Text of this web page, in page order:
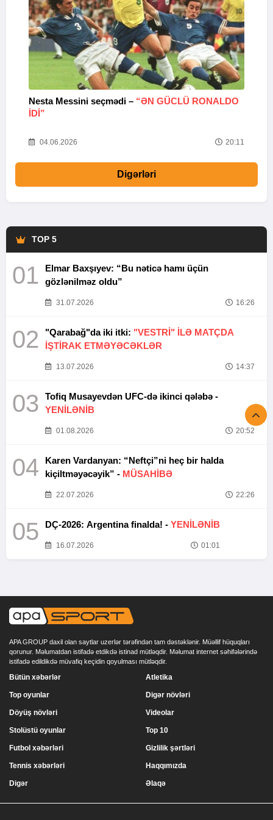
Nesta Messini seçmədi – “ƏN GÜCLÜ RONALDO
IDI”
04.06.2026 20:11
Digərləri
TOP 5
01
Elmar Baxşıyev: “Bu nəticə hamı üçün
gözlənilməz oldu”
31.07.2026 16:26
02 "Qarabağ"da iki itki: "VESTRİ" İLƏ MATÇDA
İŞTİRAK ETMƏYƏCƏKLƏR
13.07.2026 14:37
03
Tofiq Musayevdən UFC-də ikinci qələbə -
YENİLƏNİB
01.08.2026 20:52
04
Karen Vardanyan: “Neftçi”ni heç bir halda
kiçiltməyəcəyik” - MÜSAHİBƏ
22.07.2026 22:26
05 DÇ-2026: Argentina finalda! - YENİLƏNİB
16.07.2026 01:01
APA GROUP daxil olan saytlar uzerlər tərəfindən tam dəstəklənir. Müəllif hüquqları
qorunur. Məlumatdan istifadə etdikdə istinad mütləqdir. Məlumat internet səhifələrində
istifadə edildikdə müvafiq keçidin qoyulması mütləqdir.
Bütün xəbərlər
Top oyunlar
Döyüş növləri
Stolüstü oyunlar
Atletika
Digər növləri
Videolar
Top 10
Futbol xəbərləri
Tennis xəbərləri
Digər
Gizlilik şərtləri
Haqqımızda
Əlaqə